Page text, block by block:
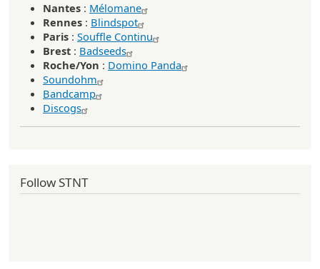
Nantes : Mélomane
Rennes : Blindspot
Paris : Souffle Continu
Brest : Badseeds
Roche/Yon : Domino Panda
Soundohm
Bandcamp
Discogs
Follow STNT